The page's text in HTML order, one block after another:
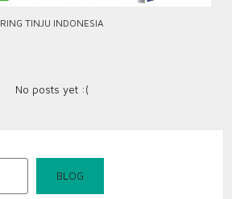
RING TINJU INDONESIA
No posts yet :(
BLOG